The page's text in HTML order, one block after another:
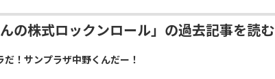
んの株式ロックンロール」の過去記事を読む
！サンプラザ中野くんだー！